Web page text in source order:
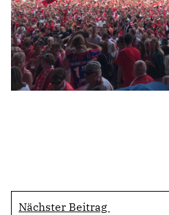
Nächster Beitrag